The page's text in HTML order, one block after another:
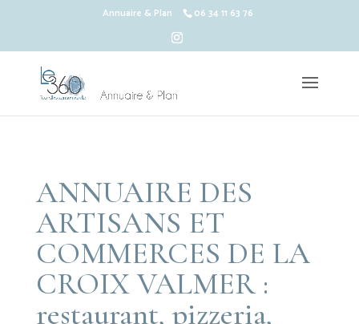
Annuaire & Plan 06 34 11 63 76
ANNUAIRE DES
ARTISANS ET
COMMERCES DE LA
CROIX VALMER :
restaurant, pizzeria,